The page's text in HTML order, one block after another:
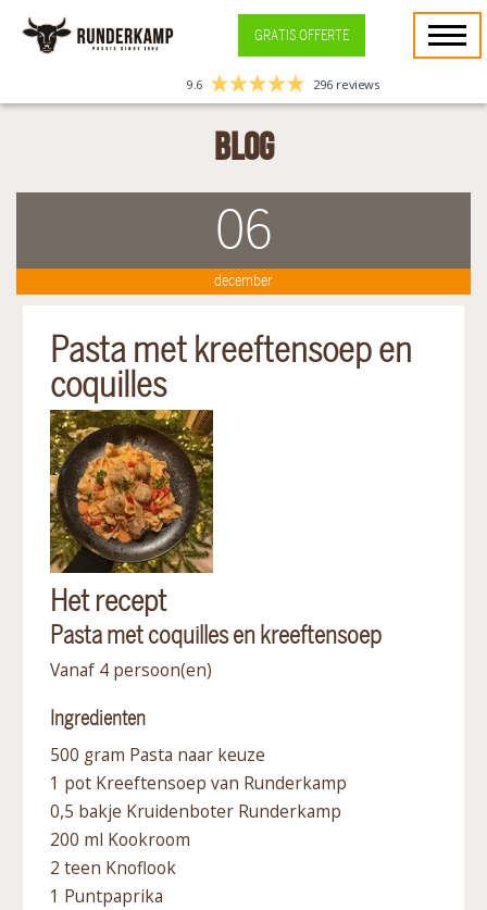
GRATIS OFFERTE
9.6 296 reviews
Blog
06
december
Pasta met kreeftensoep en
coquilles
Het recept
Pasta met coquilles en kreeftensoep
Vanaf 4 persoon(en)
Ingredienten
500 gram Pasta naar keuze
1 pot Kreeftensoep van Runderkamp
0,5 bakje Kruidenboter Runderkamp
200 ml Kookroom
2 teen Knoflook
1 Puntpaprika